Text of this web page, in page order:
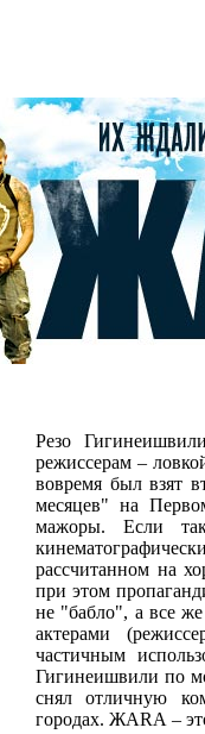
Резо
режиссерам –
вовремя был взят
месяцев" на
мажоры. Если
рассчитанном на
при этом
не "бабло", а все
актерами
частичным
Гигинеишвили по
снял отличную
городах. ЖАRА –